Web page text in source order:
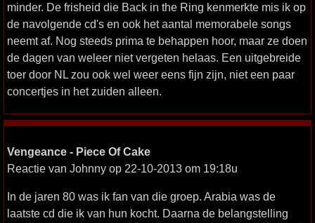
minder. De frisheid die Back in the Ring kenmerkte mis ik op
de navolgende cd's en ook het aantal memorabele songs
neemt af. Nog steeds prima te behappen hoor, maar ze doen
de dagen van weleer niet vergeten helaas. Een uitgebreide
toer door NL zou ook wel weer eens fijn zijn, niet een paar
concertjes in het zuiden alleen.
Vengeance - Piece Of Cake
Reactie van Johnny op 22-10-2013 om 19:18u
In de jaren 80 was ik fan van die groep. Arabia was de
laatste cd die ik van hun kocht. Daarna de belangstelling